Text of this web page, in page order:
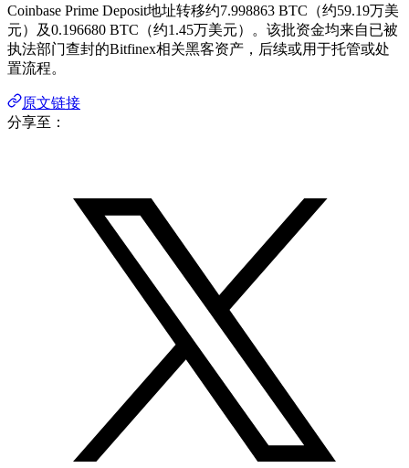
Coinbase Prime Deposit地址转移约7.998863 BTC（约59.19万美
元）及0.196680 BTC（约1.45万美元）。该批资金均来自已被
执法部门查封的Bitfinex相关黑客资产，后续或用于托管或处
置流程。
原文链接
分享至：